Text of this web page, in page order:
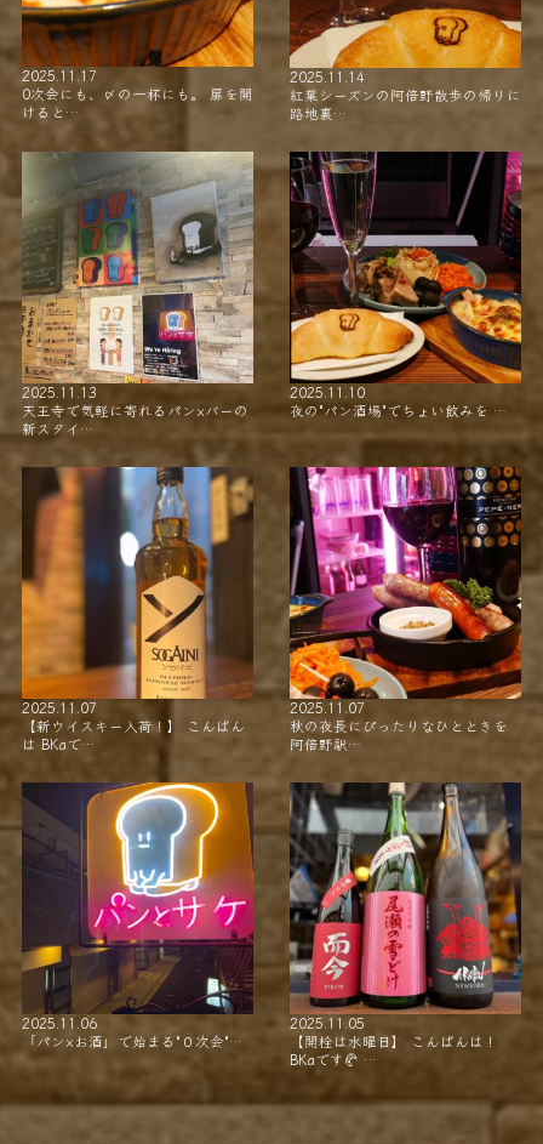
2025.11.17
0次会にも、〆の一杯にも。 扉を開
けると…
2025.11.14
紅葉シーズンの阿倍野散歩の帰りに
路地裏…
2025.11.13
天王寺で気軽に寄れるパン×バーの
新スタイ…
2025.11.10
夜の"パン酒場"でちょい飲みを …
2025.11.07
【新ウイスキー入荷！】 こんばん
は BKaで…
2025.11.07
秋の夜長にぴったりなひとときを
阿倍野駅…
2025.11.06
「パン×お酒」で始まる"０次会"…
2025.11.05
【開栓は水曜日】 こんばんは！
BKaです🥐 …